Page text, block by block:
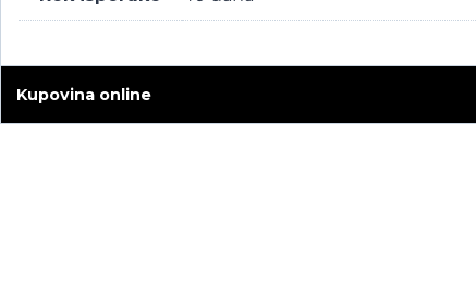
Kupovina online